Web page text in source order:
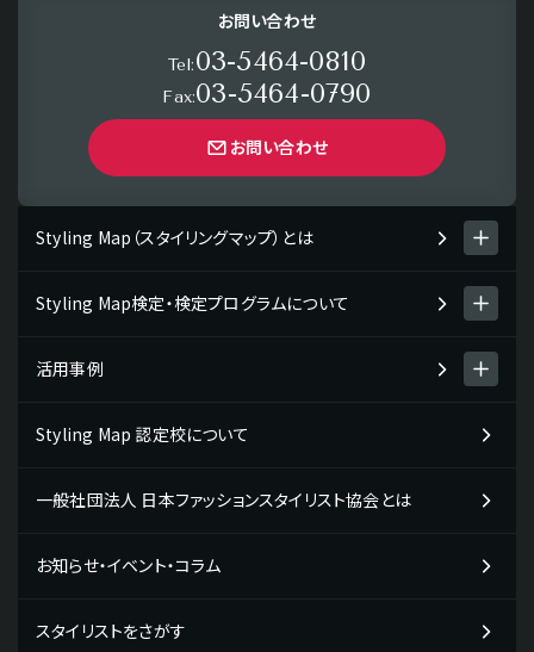
お問い合わせ
Tel:03-5464-0810
Fax:03-5464-0790
お問い合わせ
Styling Map（スタイリングマップ）とは
Styling Map（スタイリングマップ）とは
テストチェック・コミュニケーションタイプ
Styling Map検定・検定プログラムについて
Styling Map検定・検定プログラム
検定の受検申し込み・受検の流れ
活用事例
Styling Map活用事例一覧
企業の活用事例
学校の活用事例
専門学校の先生の方向け
Styling Map 認定校について
一般社団法人 日本ファッションスタイリスト協会とは
お知らせ・イベント・コラム
スタイリストをさがす